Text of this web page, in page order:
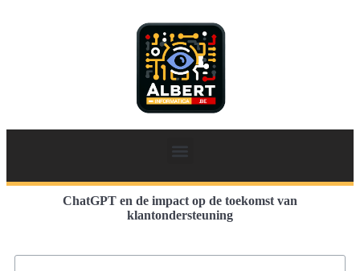
ChatGPT en de impact op de toekomst van
klantondersteuning